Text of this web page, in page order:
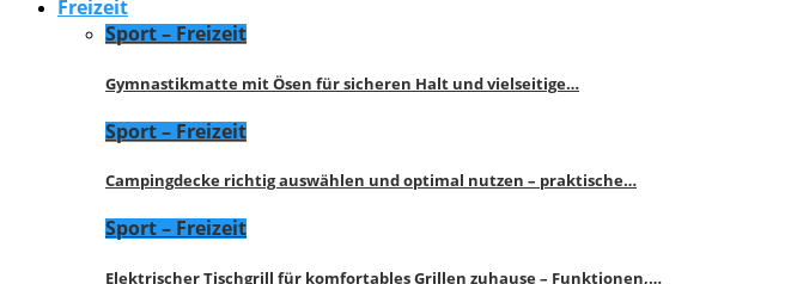
Freizeit
Sport – Freizeit
Gymnastikmatte mit Ösen für sicheren Halt und vielseitige…
Sport – Freizeit
Campingdecke richtig auswählen und optimal nutzen – praktische…
Sport – Freizeit
Elektrischer Tischgrill für komfortables Grillen zuhause – Funktionen,…